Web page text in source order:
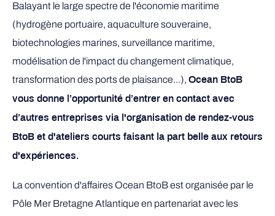
Balayant le large spectre de l'économie maritime
(hydrogène portuaire, aquaculture souveraine,
biotechnologies marines, surveillance maritime,
modélisation de l'impact du changement climatique,
transformation des ports de plaisance...), Ocean BtoB
vous donne l’opportunité d’entrer en contact avec
d’autres entreprises via l'organisation de rendez-vous
BtoB et d'ateliers courts faisant la part belle aux retours
d'expériences.
La convention d'affaires Ocean BtoB est organisée par le
Pôle Mer Bretagne Atlantique en partenariat avec les